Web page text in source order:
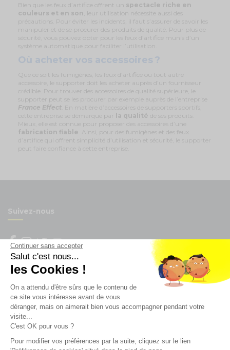
Continuer sans accepter
Salut c'est nous...
les Cookies !
On a attendu d'être sûrs que le contenu de
ce site vous intéresse avant de vous
déranger, mais on aimerait bien vous accompagner pendant votre
visite...
C'est OK pour vous ?
Pour modifier vos préférences par la suite, cliquez sur le lien
Bien que les feux d’artifice offrent un spectacle riche en
couleurs et en son
, leur utilisation nécessite aussi des
précautions. Pour éviter les incidents, il faut s’assurer de savoir les
manipuler et de se procurer des produits de qualité. Pour plus de
sécurité, vous pouvez opter pour les feux d’artifice munis d’un
système automatique pour faciliter l’utilisation.
Où acheter vos accessoires ?
Que ce soit les fumigènes, les feux d’artifice ou tout autre
accessoire, le supporter doit les acheter auprès d’un fournisseur
crédible. Pour trouver des accessoires de qualité supérieure, le
supporter peut se les procurer par exemple auprès de l’entreprise
France Effect . En matière d’accessoires de supporters sportifs,
cette entreprise se démarque par
la qualité de ses produits.
Mieux, elle est connue pour proposer des accessoires d’une
fabrication fiable . Ainsi, pour des fumigènes et des feux
d’artifice qui offrent simplicité d’utilisation et sécurité, le supporter
peut faire confiance à cette entreprise.
Suivez-nous
Newsletter
Enregistrez vous à la newsletter
Restez à l'actualité sur nos produits et les offres du
moment